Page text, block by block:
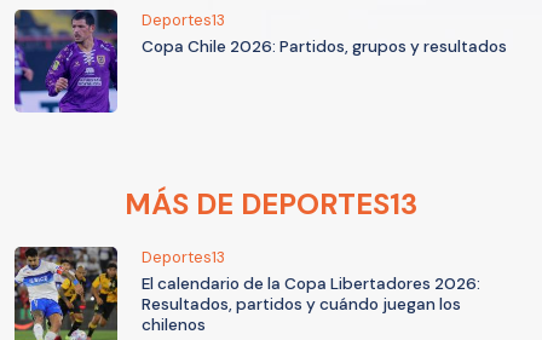
Deportes13
Copa Chile 2026: Partidos, grupos y resultados
MÁS DE DEPORTES13
Deportes13
El calendario de la Copa Libertadores 2026:
Resultados, partidos y cuándo juegan los
chilenos